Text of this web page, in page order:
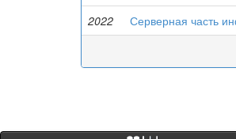
2022 Серверная часть